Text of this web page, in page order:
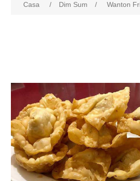
Casa / Dim Sum / Wanton